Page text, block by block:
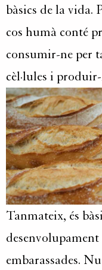
bàsics de la vida.
cos humà conté
consumir-ne per
cèl·lules i
Tanmateix, és
desenvolupament
embarassades.